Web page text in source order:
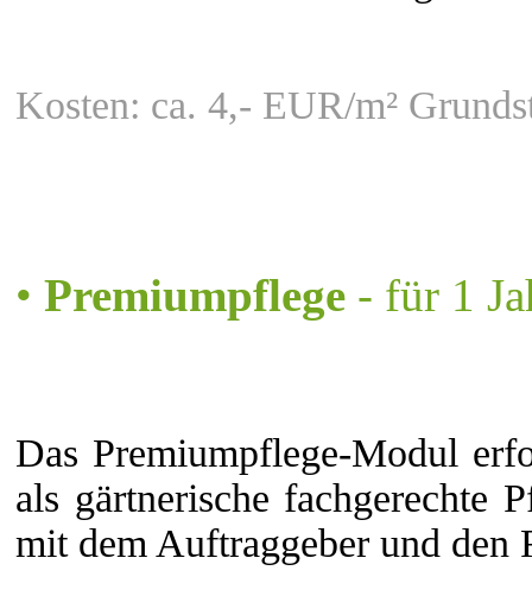
Kosten: ca. 4,- EUR/m²
• Premiumpflege - für 1
Das Premiumpflege-Modul
als gärtnerische fachgerechte
mit dem Auftraggeber und